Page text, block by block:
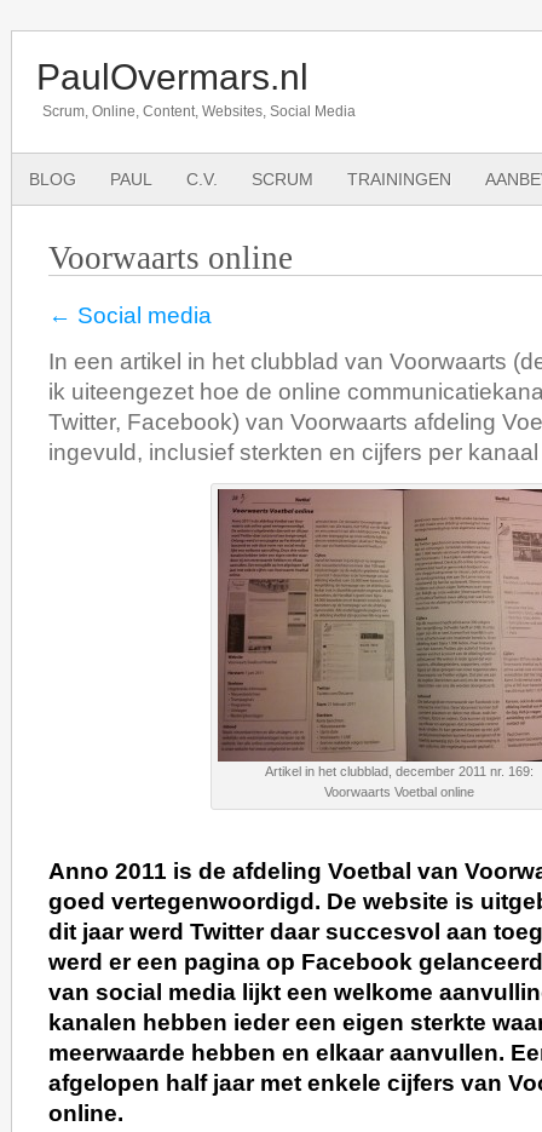
PaulOvermars.nl
Scrum, Online, Content, Websites, Social Media
BLOG PAUL C.V. SCRUM TRAININGEN
Voorwaarts online
← Social media
In een artikel in het clubblad van Voorwaarts
ik uiteengezet hoe de online
Twitter, Facebook) van Voorwaarts afdeling
ingevuld, inclusief sterkten en cijfers per
Artikel in het clubblad, december 2011 nr. 169:
Voorwaarts Voetbal online
Anno 2011 is de afdeling Voetbal van
goed vertegenwoordigd. De website is
dit jaar werd Twitter daar succesvol aan
werd er een pagina op Facebook
van social media lijkt een welkome
kanalen hebben ieder een eigen sterkte
meerwaarde hebben en elkaar aanvullen.
afgelopen half jaar met enkele cijfers van
online.